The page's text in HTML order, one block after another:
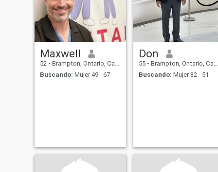
Maxwell
52 • Brampton, Ontario, Canadá
Buscando: Mujer 49 - 67
Don
55 • Brampton, Ontario, Canadá
Buscando: Mujer 32 - 51